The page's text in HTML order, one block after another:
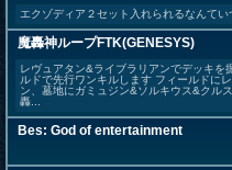
エクゾディア２セット入れられるなんて
魔轟神ループFTK(GENESYS)
レヴュアタン&ライブラリアンでデッキを
ルドで先行ワンキルします フィールドに
ン、墓地にガミュジン&ソルキウス&クル
轟...
Bes: God of entertainment